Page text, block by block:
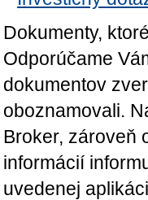
Dokumenty,
Odporúčame
dokumentov
oboznamovali.
Broker, zároveň
informácií
uvedenej